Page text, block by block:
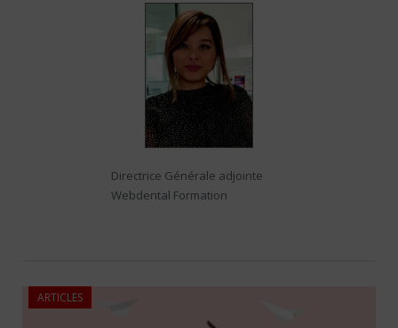
Directrice Générale adjointe
Webdental Formation
ARTICLES